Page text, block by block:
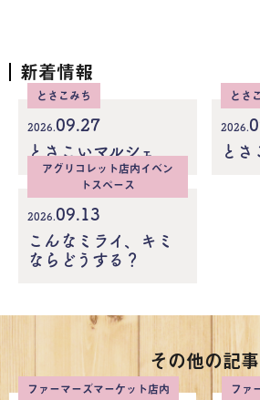
新着情報
とさこみち
2026. 09.27
とさこいマルシェ
とさ
2026.
とさ
アグリコレット店内イベン
トスペース
2026. 09.13
こんなミライ、キミ
ならどうする？
その他の記事
ファーマーズマーケット店内 ファ